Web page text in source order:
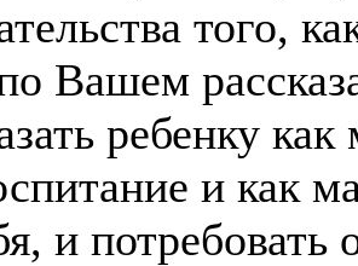
того,
Вашем
ребенку
и как
и потребовать